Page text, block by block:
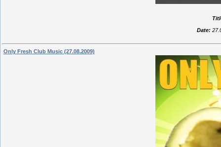
Date:
Only Fresh Club Music (27.08.2009)